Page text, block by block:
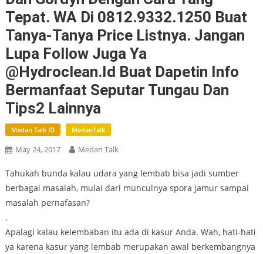
Tepat. WA Di 0812.9332.1250 Buat
Tanya-Tanya Price Listnya. Jangan
Lupa Follow Juga Ya
@hydroclean.id Buat Dapetin Info
Bermanfaat Seputar Tungau Dan
Tips2 Lainnya
Medan Talk ID MedanTalk
May 24, 2017 Medan Talk
Tahukah bunda kalau udara yang lembab bisa jadi sumber
berbagai masalah, mulai dari munculnya spora jamur sampai
masalah pernafasan?
.
Apalagi kalau kelembaban itu ada di kasur Anda. Wah, hati-hati
ya karena kasur yang lembab merupakan awal berkembangnya